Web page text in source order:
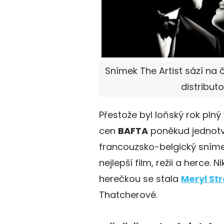
Snímek The Artist sází na
Přestože byl loňský rok
cen BAFTA poněkud
francouzsko-belgický
nejlepší film, režii a herce.
herečkou se stala Meryl
Thatcherové.